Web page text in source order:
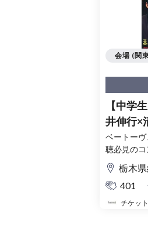
【中学
井伸行×清
ィルハ
ーヴェ
ベートー
聴必見のコ
栃木県
401
チケッ
会場 (関